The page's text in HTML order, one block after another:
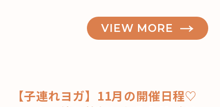
VIEW MORE
【子連れヨガ】11月の開催日程♡